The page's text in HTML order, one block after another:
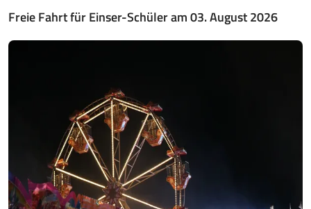
Freie Fahrt für Einser-Schüler am 03. August 2026